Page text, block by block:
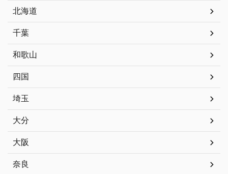
北海道
千葉
和歌山
四国
埼玉
大分
大阪
奈良